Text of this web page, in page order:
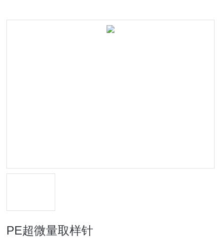
PE超微量取样针